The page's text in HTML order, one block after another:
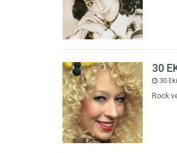
30
30
Rock